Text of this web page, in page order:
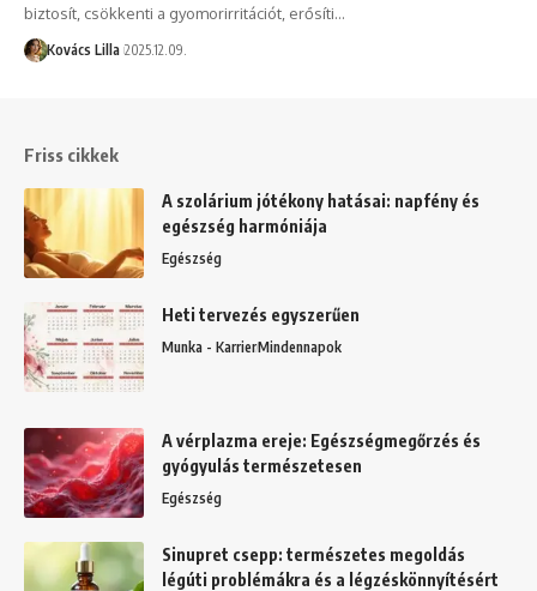
biztosít, csökkenti a gyomorirritációt, erősíti…
Kovács Lilla 2025.12.09.
Friss cikkek
A szolárium jótékony hatásai: napfény és
egészség harmóniája
Egészség
Heti tervezés egyszerűen
Munka - KarrierMindennapok
A vérplazma ereje: Egészségmegőrzés és
gyógyulás természetesen
Egészség
Sinupret csepp: természetes megoldás
légúti problémákra és a légzéskönnyítésért